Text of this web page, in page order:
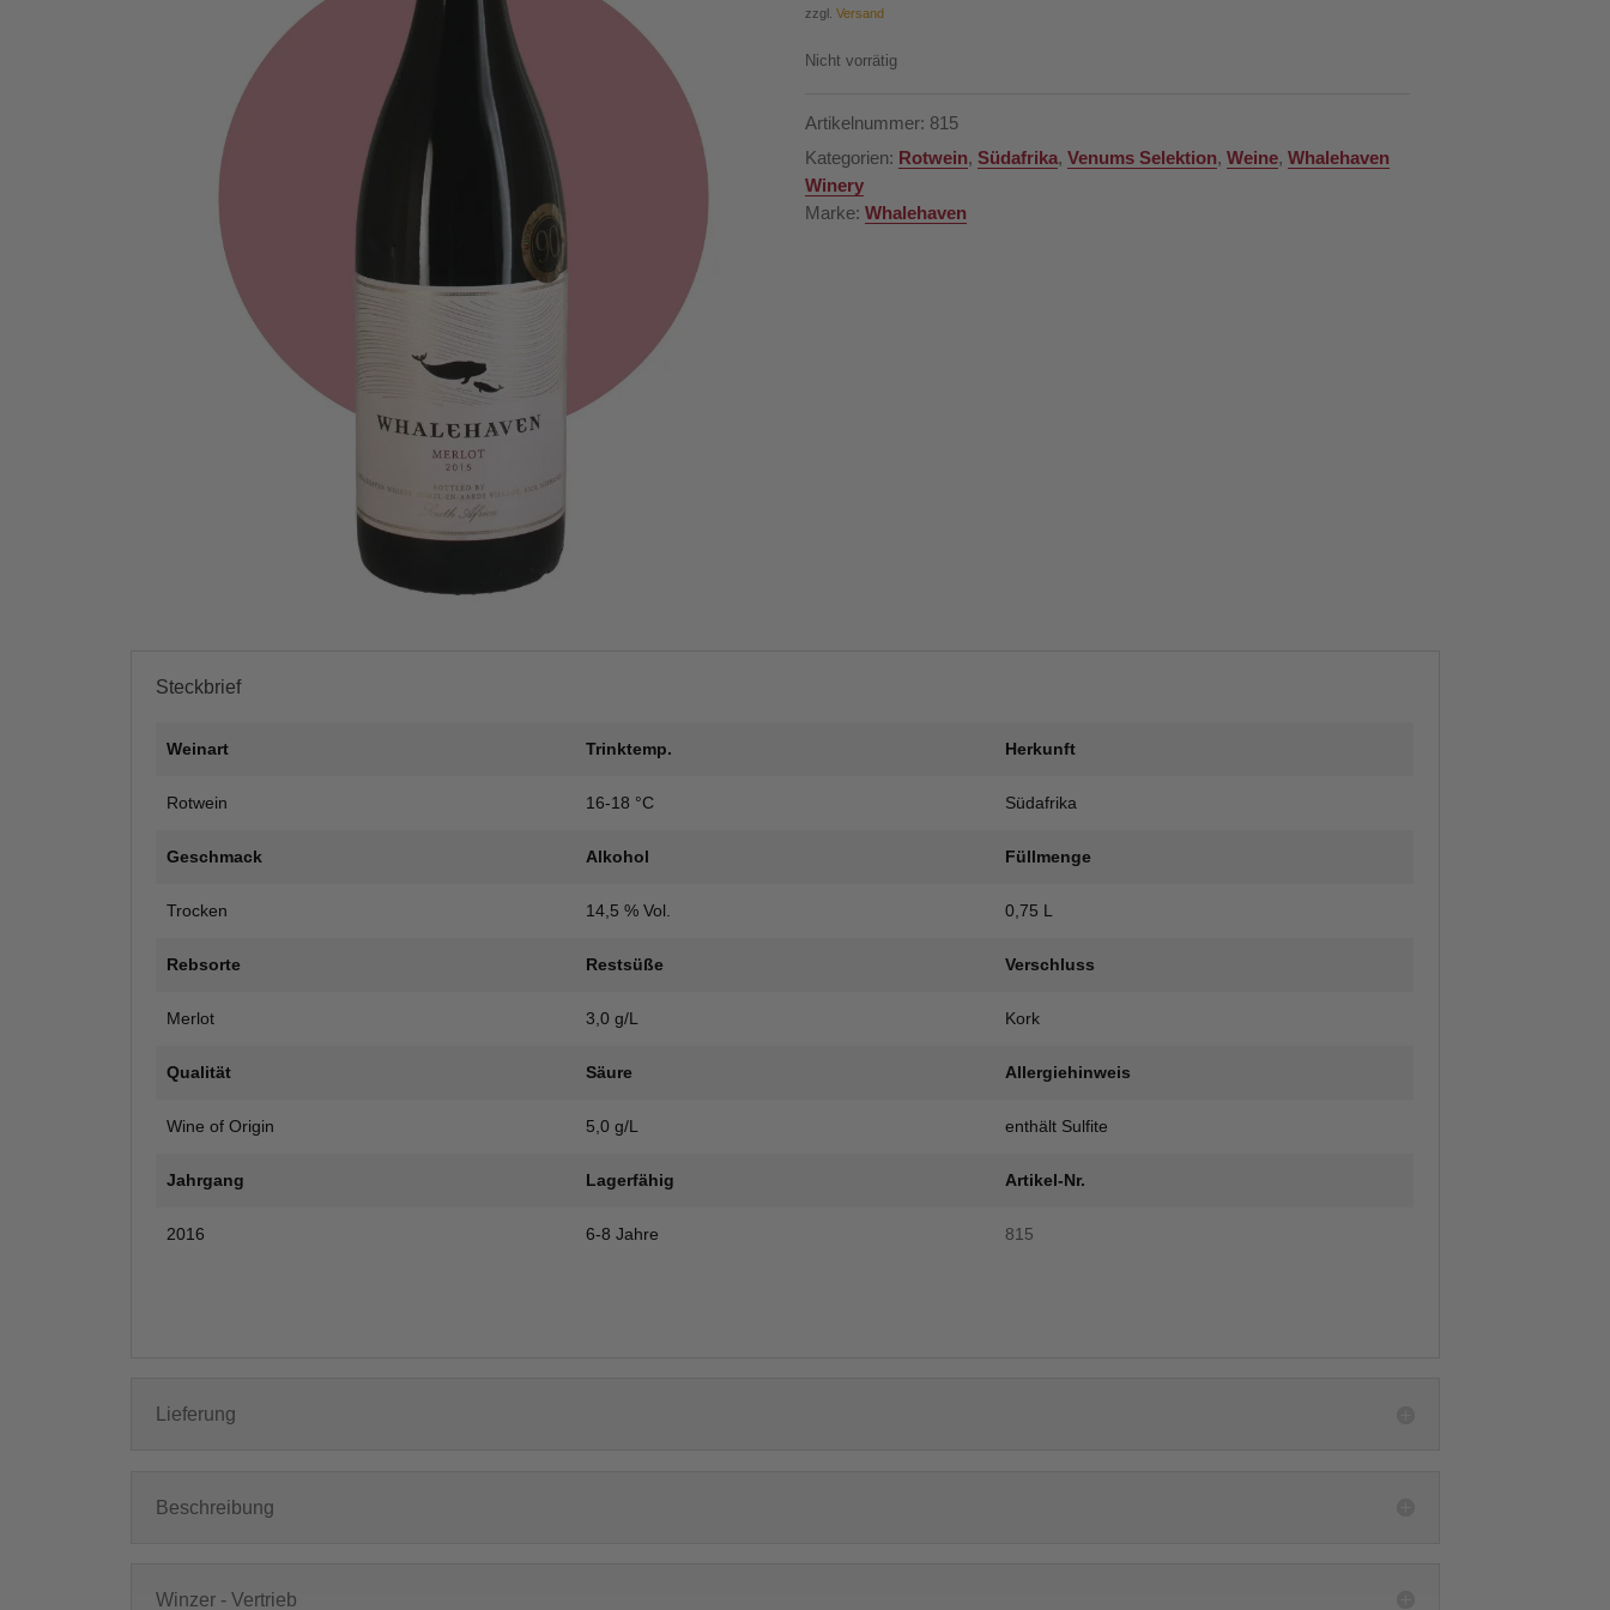
zzgl. Versand
Nicht vorrätig
Artikelnummer: 815
Kategorien: Rotwein, Südafrika, Venums Selektion, Weine, Whalehaven
Winery
Marke: Whalehaven
Steckbrief
Weinart Trinktemp. Herkunft
Rotwein 16-18 °C Südafrika
Geschmack Alkohol Füllmenge
Trocken 14,5 % Vol. 0,75 L
Rebsorte Restsüße Verschluss
Merlot 3,0 g/L Kork
Qualität Säure Allergiehinweis
Wine of Origin 5,0 g/L enthält Sulfite
Jahrgang Lagerfähig Artikel-Nr.
2016 6-8 Jahre 815
Lieferung
Beschreibung
Winzer - Vertrieb